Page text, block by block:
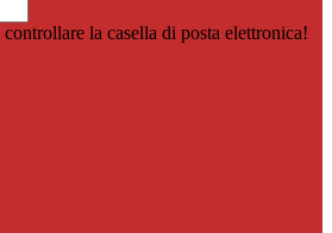
la casella di posta elettronica!